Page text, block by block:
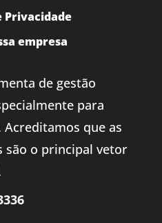
Privacidade
empresa
de gestão
para
Acreditamos que as
são o principal vetor